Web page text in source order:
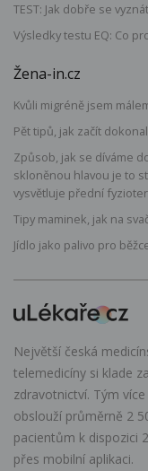
TEST: Jak dobře se
Výsledky testu EQ: Co
Žena-in.cz
Kvůli migréně jsem
Pět tipů, jak začít
Způsob, jak se díváme
skloněnou hlavou je to
vysvětluje přední
Tipy maminek, jak na
Jídlo jako palivo pro
Největší česká
telemedicíny si klade
zdravotnictví. Tým
obslouží průměrně 2
pacientům k dispozici
přes mobilní aplikaci.